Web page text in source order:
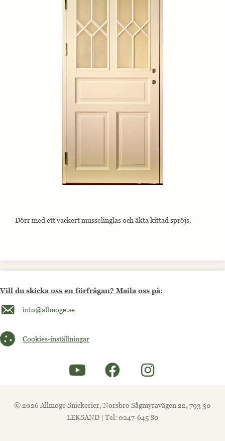
Dörr med ett vackert musselinglas och äkta kittad spröjs.
Vill du skicka oss en förfrågan? Maila oss på:
Maila oss på info@allmoge.se
info@allmoge.se
Cookies-inställningar
Cookies-inställningar
© 2026 Allmoge Snickerier, Norsbro Sågmyravägen 22, 793 30
LEKSAND | Tel: 0247-645 80